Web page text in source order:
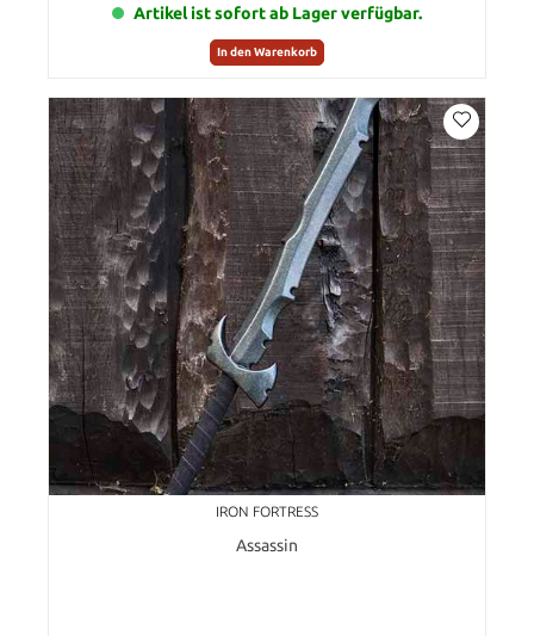
Artikel ist sofort ab Lager verfügbar.
In den Warenkorb
IRON FORTRESS
Assassin